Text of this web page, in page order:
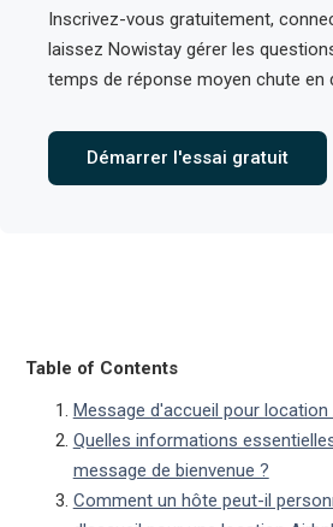
Inscrivez-vous gratuitement,
laissez Nowistay gérer les
temps de réponse moyen chute en
Démarrer l'essai gratuit
Table of Contents
Message d'accueil pour
Quelles informations
message de bienvenue ?
Comment un hôte peut-il